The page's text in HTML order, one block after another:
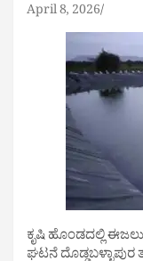
April 8, 2026
ಕೃಷಿ ಹೊಂಡದಲ್ಲಿ
ಘಟನೆ